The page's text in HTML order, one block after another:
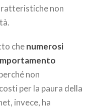
non
chenumerosi
non
per la paura della
invece, ha